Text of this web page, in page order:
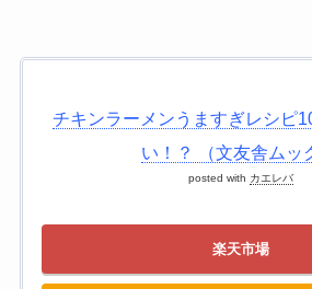
チキンラーメンうますぎレシピ
い！？ （文友舎ムッ
posted with カエレバ
楽天市場